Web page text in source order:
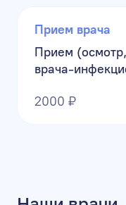
Прием врача
Прием
врача-
2000 ₽